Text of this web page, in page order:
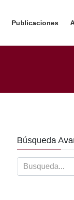
Publicaciones
Búsqueda